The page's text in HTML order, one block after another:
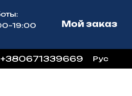
Мой заказ
+380671339669 Рус